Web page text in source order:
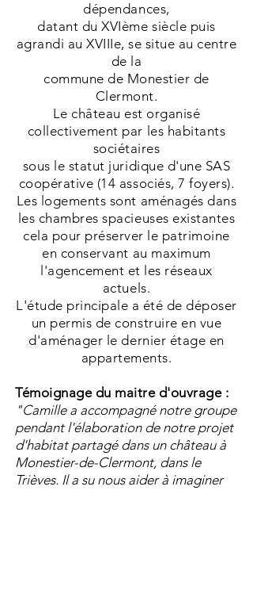
dépendances,
datant du XVIème siècle puis
agrandi au XVIIIe, se situe au centre
de la
commune de Monestier de
Clermont.
Le château est organisé
collectivement par les habitants
sociétaires
sous le statut juridique d'une SAS
coopérative (14 associés, 7 foyers).
Les logements sont aménagés dans
les chambres spacieuses existantes
cela pour préserver le patrimoine
en conservant au maximum
l'agencement et les réseaux
actuels.
L'étude principale a été de déposer
un permis de construire en vue
d'aménager le dernier étage en
appartements.
Témoignage du maitre d'ouvrage :
"Camille a accompagné notre groupe
pendant l'élaboration de notre projet
d'habitat partagé dans un château à
Monestier-de-Clermont, dans le
Trièves. Il a su nous aider à imaginer